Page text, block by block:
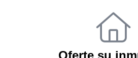
Oferte su